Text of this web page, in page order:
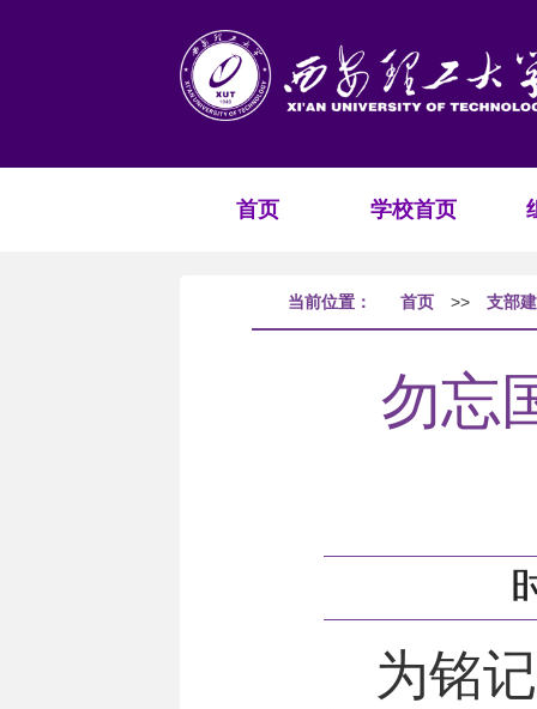
首页 学校首页
当前位置： 首页 >> 支部
勿忘
为铭